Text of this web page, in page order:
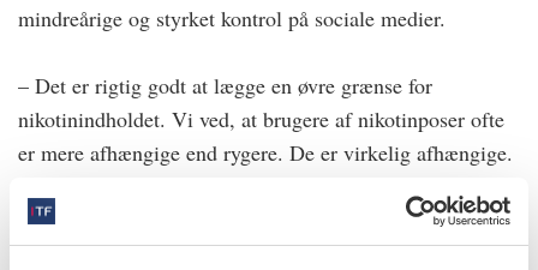
mindreårige og styrket kontrol på sociale medier.
– Det er rigtig godt at lægge en øvre grænse for
nikotinindholdet. Vi ved, at brugere af nikotinposer ofte
er mere afhængige end rygere. De er virkelig afhængige.
livslangt afhængige. Men jeg synes, grænsen skal endnu
længere ned, siger Charlotta Pisinger og uddyber: